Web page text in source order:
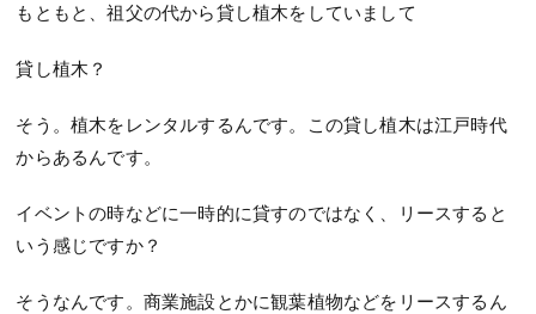
もともと、祖父の代から貸し植木をしていまして
貸し植木？
そう。植木をレンタルするんです。この貸し植木は江戸時代
からあるんです。
イベントの時などに一時的に貸すのではなく、リースすると
いう感じですか？
そうなんです。商業施設とかに観葉植物などをリースするん